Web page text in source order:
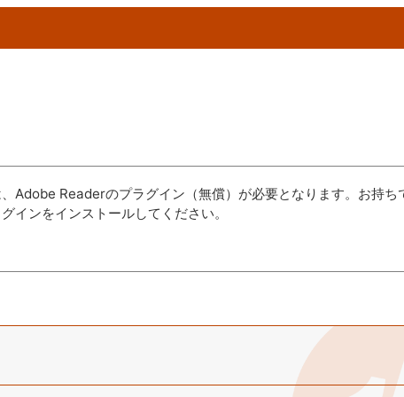
Adobe Readerのプラグイン（無償）が必要となります。お持ち
インをインストールしてください。